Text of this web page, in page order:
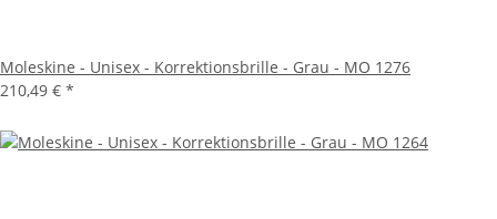
Moleskine - Unisex - Korrektionsbrille - Grau - MO 1276
210,49 € *